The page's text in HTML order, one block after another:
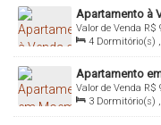
Apartamento à
República doR$
Valor de Venda
Conceição, 04502-
4 Dormitório(s) ,
Sala(s) , 4
240.00m²
Apartamento
Moema - São R$
Valor de Venda
04522-030,
3 Dormitório(s) ,
Sala(s) , 3